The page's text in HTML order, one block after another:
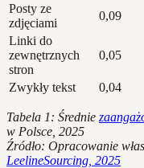
Posty ze
zdjęciami
0,09
Linki do
zewnętrznych
stron
0,05
Zwykły tekst 0,04
Tabela 1: Średnie
w Polsce, 2025
Źródło: Opracowanie
LeelineSourcing, 2025